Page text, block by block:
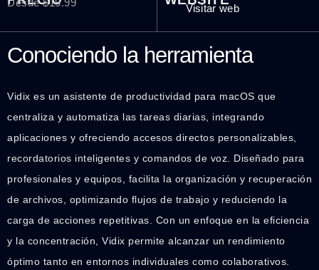
Visitar web
Conociendo la herramienta
Vidix es un asistente de productividad para macOS que
centraliza y automatiza las tareas diarias, integrando
aplicaciones y ofreciendo accesos directos personalizables,
recordatorios inteligentes y comandos de voz. Diseñado para
profesionales y equipos, facilita la organización y recuperación
de archivos, optimizando flujos de trabajo y reduciendo la
carga de acciones repetitivas. Con un enfoque en la eficiencia
y la concentración, Vidix permite alcanzar un rendimiento
óptimo tanto en entornos individuales como colaborativos.